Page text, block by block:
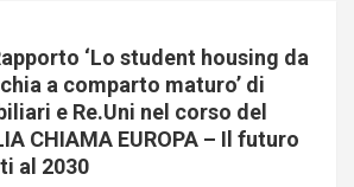
‘Lo student housing da
a comparto maturo’ di
e Re.Uni nel corso del
CHIAMA EUROPA – Il futuro
al 2030